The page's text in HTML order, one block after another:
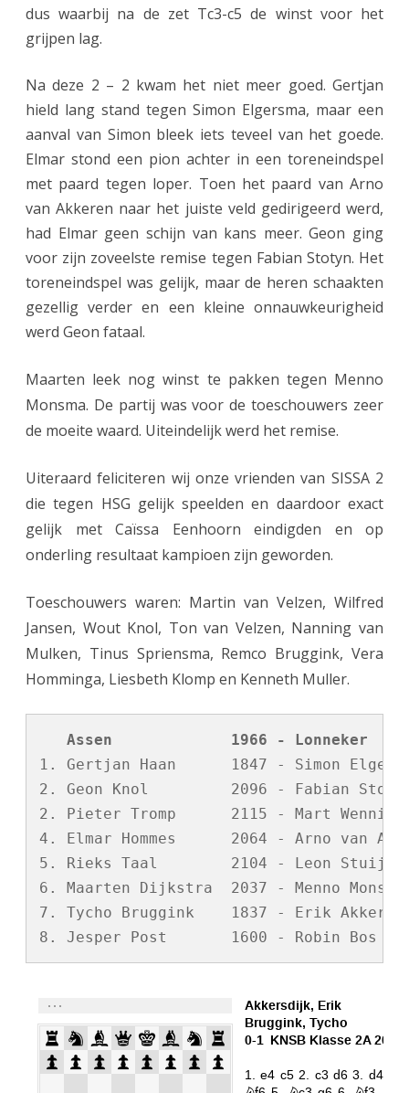
dus waarbij na de zet Tc3-c5 de winst voor het
grijpen lag.
Na deze 2 – 2 kwam het niet meer goed. Gertjan
hield lang stand tegen Simon Elgersma, maar een
aanval van Simon bleek iets teveel van het goede.
Elmar stond een pion achter in een toreneindspel
met paard tegen loper. Toen het paard van Arno
van Akkeren naar het juiste veld gedirigeerd werd,
had Elmar geen schijn van kans meer. Geon ging
voor zijn zoveelste remise tegen Fabian Stotyn. Het
toreneindspel was gelijk, maar de heren schaakten
gezellig verder en een kleine onnauwkeurigheid
werd Geon fataal.
Maarten leek nog winst te pakken tegen Menno
Monsma. De partij was voor de toeschouwers zeer
de moeite waard. Uiteindelijk werd het remise.
Uiteraard feliciteren wij onze vrienden van SISSA 2
die tegen HSG gelijk speelden en daardoor exact
gelijk met Caïssa Eenhoorn eindigden en op
onderling resultaat kampioen zijn geworden.
Toeschouwers waren: Martin van Velzen, Wilfred
Jansen, Wout Knol, Ton van Velzen, Nanning van
Mulken, Tinus Spriensma, Remco Bruggink, Vera
Homminga, Liesbeth Klomp en Kenneth Muller.
Assen             1966 - Lonneker
1. Gertjan Haan      1847 - Simon
2. Geon Knol         2096 - Fabian
2. Pieter Tromp      2115 - Mart
4. Elmar Hommes      2064 - Arno van
5. Rieks Taal        2104 - Leon Stuij
6. Maarten Dijkstra  2037 - Menno
7. Tycho Bruggink    1837 - Erik